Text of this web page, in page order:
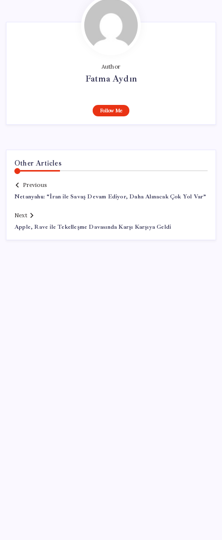
Author
Fatma Aydın
Follow Me
Other Articles
Previous
Netanyahu: “İran ile Savaş Devam Ediyor, Daha Alınacak Çok Yol Var”
Next
Apple, Rave ile Tekelleşme Davasında Karşı Karşıya Geldi